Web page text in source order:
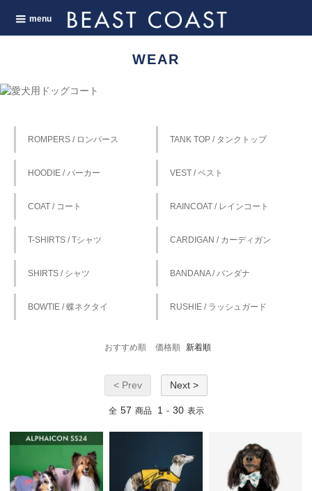
menu
WEAR
ROMPERS / ロンパース TANK TOP / タンクトップ
HOODIE / パーカー VEST / ベスト
COAT / コート RAINCOAT / レインコート
T-SHIRTS / Tシャツ CARDIGAN / カーディガン
SHIRTS / シャツ BANDANA / バンダナ
BOWTIE / 蝶ネクタイ RUSHIE / ラッシュガード
おすすめ順 価格順 新着順
< Prev Next >
全 57 商品 1 - 30 表示